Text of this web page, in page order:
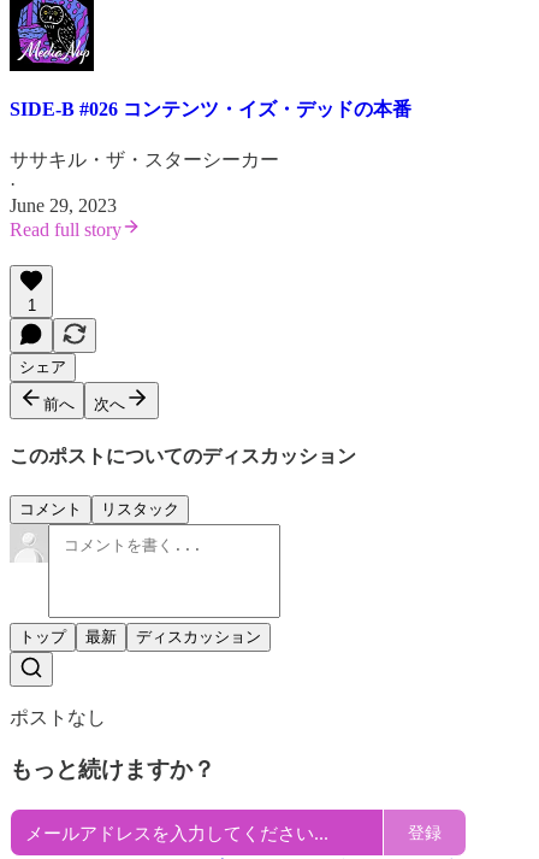
SIDE-B #026 コンテンツ・イズ・デッドの本番
ササキル・ザ・スターシーカー
·
June 29, 2023
Read full story
1
シェア
前へ 次へ
このポストについてのディスカッション
コメント リスタック
トップ 最新 ディスカッション
ポストなし
もっと続けますか？
登録